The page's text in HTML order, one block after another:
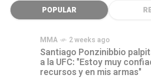
POPULAR
MMA 2 weeks ago
Santiago Ponzinibbio
a la UFC: "Estoy muy
recursos y en mis armas"